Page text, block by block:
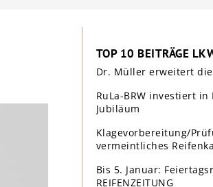
TOP 10 BEITRÄGE
Dr. Müller erweitert
RuLa-BRW investiert
Jubiläum
Klagevorbereitung/
vermeintliches
Bis 5. Januar:
REIFENZEITUNG